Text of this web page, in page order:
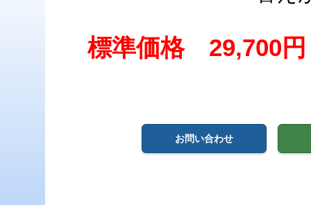
標準価格 29,700円
お問い合わせ